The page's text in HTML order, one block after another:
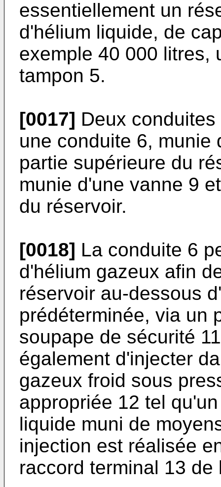
essentiellement un
d'hélium liquide, de
exemple 40 000 litres,
tampon 5.
[0017] Deux
une conduite 6, munie
partie supérieure du
munie d'une vanne 9
du réservoir.
[0018] La conduite 6
d'hélium gazeux afin
réservoir au-dessous
prédéterminée, via un
soupape de sécurité
également d'injecter
gazeux froid sous
appropriée 12 tel
liquide muni de
injection est réalisée
raccord terminal 13 de